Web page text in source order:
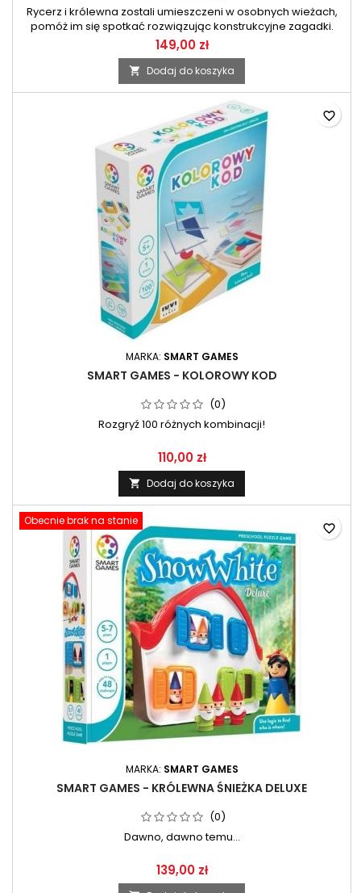
Rycerz i królewna zostali umieszczeni w osobnych wieżach,
pomóż im się spotkać rozwiązując konstrukcyjne zagadki.
149,00 zł
 Dodaj do koszyka
MARKA: SMART GAMES
SMART GAMES - KOLOROWY KOD
(0)
Rozgryź 100 różnych kombinacji!
110,00 zł
 Dodaj do koszyka
favorite_border
Obecnie brak na stanie
MARKA: SMART GAMES
SMART GAMES - KRÓLEWNA ŚNIEŻKA DELUXE
(0)
Dawno, dawno temu...
139,00 zł
favorite_border